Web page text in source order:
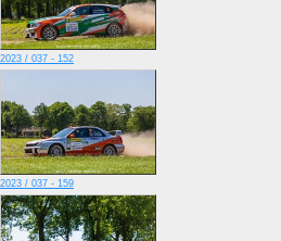
2023 / 037 - 152
2023 / 037 - 159